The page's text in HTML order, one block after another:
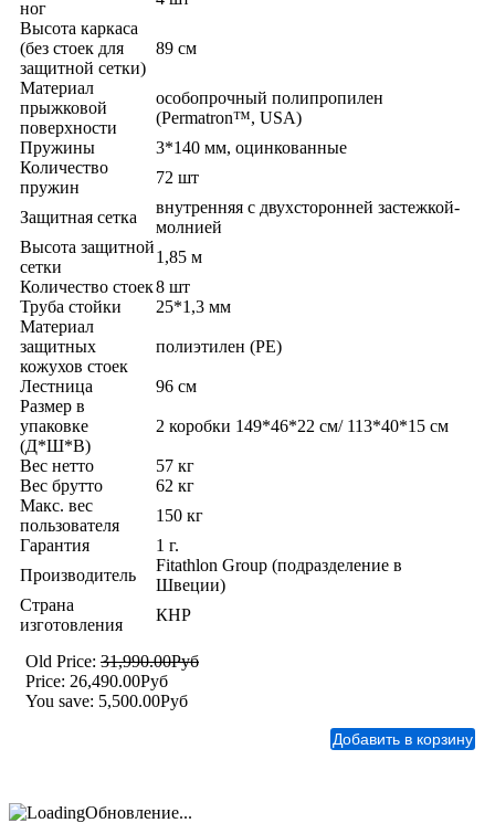
ног
Высота каркаса
(без стоек для
защитной сетки)
89 см
Материал
прыжковой
поверхности
особопрочный полипропилен
(Permatron™, USA)
Пружины
3*140 мм, оцинкованные
Количество
пружин
72 шт
Защитная сетка
внутренняя с двухсторонней застежкой-
молнией
Высота защитной
сетки
1,85 м
Количество стоек8 шт
Труба стойки
25*1,3 мм
Материал
защитных
кожухов стоек
полиэтилен (PE)
Лестница
96 см
Размер в
упаковке
(Д*Ш*В)
2 коробки 149*46*22 см/ 113*40*15 см
Вес нетто
57 кг
Вес брутто
62 кг
Макс. вес
пользователя
150 кг
Гарантия
1 г.
Производитель
Fitathlon Group (подразделение в
Швеции)
Страна
изготовления
КНР
Old Price: 31,990.00Руб
Price: 26,490.00Руб
You save: 5,500.00Руб
Обновление...